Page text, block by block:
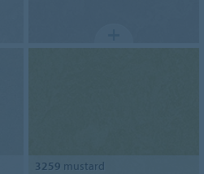
3259 mustard